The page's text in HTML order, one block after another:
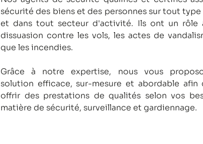
sécurité des biens et des personnes sur tout
et dans tout secteur d'activité. Ils ont un rôle
dissuasion contre les vols, les actes de
que les incendies.
Grâce à notre expertise, nous vous
solution efficace, sur-mesure et abordable afin
offrir des prestations de qualités selon vos
matière de sécurité, surveillance et gardiennage.